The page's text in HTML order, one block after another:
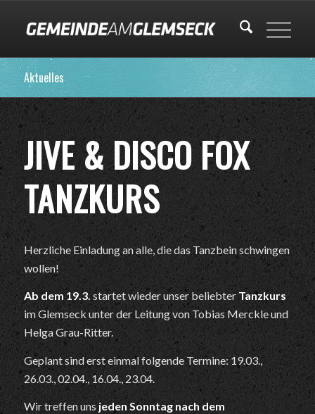
Aktuelles
JIVE & DISCO FOX
TANZKURS
Herzliche Einladung an alle, die das Tanzbein schwingen
wollen!
Ab dem 19.3. startet wieder unser beliebter Tanzkurs
im Glemseck unter der Leitung von Tobias Merckle und
Helga Grau-Ritter.
Geplant sind erst einmal folgende Termine: 19.03.,
26.03., 02.04., 16.04., 23.04.
Wir treffen uns jeden Sonntag nach dem